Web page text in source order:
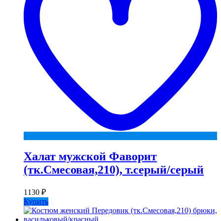
Халат мужской Фаворит
(тк.Смесовая,210), т.серый/серый
1130 ₽
Купить